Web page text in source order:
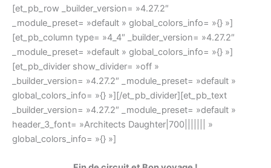
[et_pb_row _builder_version= »4.27.2″
_module_preset= »default » global_colors_info= »{} »]
[et_pb_column type= »4_4″ _builder_version= »4.27.2″
_module_preset= »default » global_colors_info= »{} »]
[et_pb_divider show_divider= »off »
_builder_version= »4.27.2″ _module_preset= »default »
global_colors_info= »{} »][/et_pb_divider][et_pb_text
_builder_version= »4.27.2″ _module_preset= »default »
header_3_font= »Architects Daughter|700||||||| »
global_colors_info= »{} »]